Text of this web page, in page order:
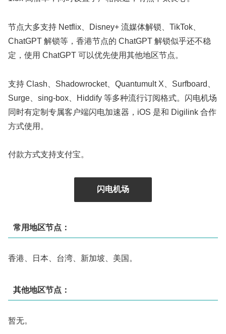
节点大多支持 Netflix、Disney+ 流媒体解锁、TikTok、
ChatGPT 解锁等，香港节点的 ChatGPT 解锁似乎还不稳
定，使用 ChatGPT 可以优先使用其他地区节点。
支持 Clash、Shadowrocket、Quantumult X、Surfboard、
Surge、sing-box、Hiddify 等多种流行订阅格式。闪电机场
同时有定制专属客户端闪电加速器，iOS 是和 Digilink 合作
方式使用。
付款方式支持支付宝。
闪电机场
常用地区节点：
香港、日本、台湾、新加坡、美国。
其他地区节点：
暂无。